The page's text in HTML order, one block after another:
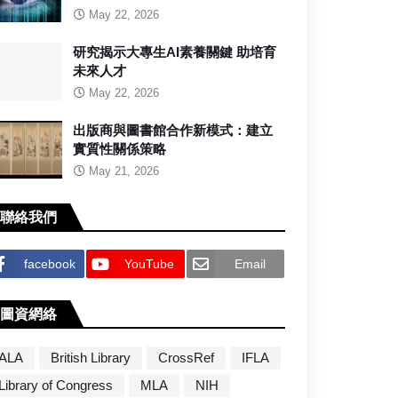
May 22, 2026
研究揭示大專生AI素養關鍵 助培育
未來人才
May 22, 2026
出版商與圖書館合作新模式：建立
實質性關係策略
May 21, 2026
聯絡我們
facebook YouTube Email
圖資網絡
British Library CrossRef
IFLA
of Congress
MLA NIH